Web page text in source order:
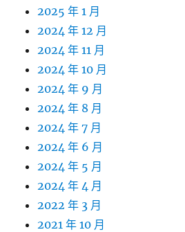
2025 年 1 月
2024 年 12 月
2024 年 11 月
2024 年 10 月
2024 年 9 月
2024 年 8 月
2024 年 7 月
2024 年 6 月
2024 年 5 月
2024 年 4 月
2022 年 3 月
2021 年 10 月